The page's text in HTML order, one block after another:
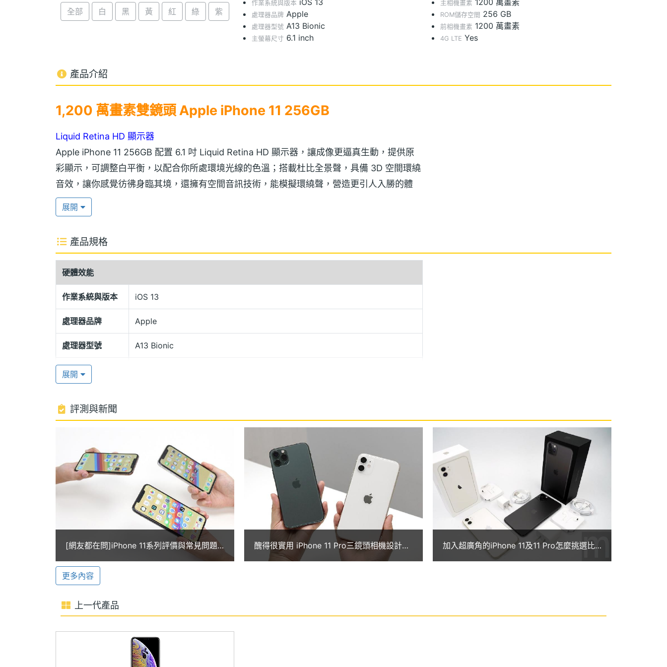
全部 白 黑 黃 紅 綠 紫
作業系統與版本 iOS 13
處理器品牌 Apple
處理器型號 A13 Bionic
主螢幕尺寸 6.1 inch
主相機畫素 1200 萬畫素
ROM儲存空間 256 GB
前相機畫素 1200 萬畫素
4G LTE Yes
產品介紹
1,200 萬畫素雙鏡頭 Apple iPhone 11 256GB
Liquid Retina HD 顯示器
Apple iPhone 11 256GB 配置 6.1 吋 Liquid Retina HD 顯示器，讓成像更逼真生動，提供原
彩顯示，可調整白平衡，以配合你所處環境光線的色溫；搭載杜比全景聲，具備 3D 空間環繞
音效，讓你感覺彷彿身臨其境，還擁有空間音訊技術，能模擬環繞聲，營造更引人入勝的體
驗。Apple iPhone 11 256GB 享有「觸覺回饋觸控」技術，能使用項目特色選單與捷徑，讓操
作更便捷。此外，機身以雙離子交換製成，覆蓋雙面玻璃，支援 IP68 防水防塵，在最深達 2
HomeKit 安全錄影
Apple iPhone 11 256GB 運行 iOS 13 作業系統，內建 7nm FinFET 製程 A13 Bionic 六核心
處理器、256GB ROM，專為機器學習而設計，CPU、GPU 速度較前一代增強 20%，搭配節
能技術，電池續航力更持久。Apple iPhone 11 256GB 搭載全新 U1 晶片，使用具備空間感知
功能的超寬頻技術，使手機可精準定位其他配備 U1 的 Apple 裝置；新增 HomeKit 安全錄
影，專為安全與隱私而設計的影片儲存空間。此外，採用實體 SIM 卡 + eSIM 規格，提供 4G
LTE Advanced，有效提升下載速度；透過 Face ID，具備面孔認證技術，只要看一眼即可解
鎖、登入 APP 並進行付款。
人像光線控制
Apple iPhone 11 256GB 後置 1,200 萬畫素廣角鏡頭（F1.8 光圈）+ 1,200 萬畫素 120° 超廣
景範圍；新增夜間模式，低光源環境下不用閃光燈，讓色彩更自然、照片更明亮；擁有
QuickTake 功能，在室外拍攝時，A13 仿生可透過機器學習來自動追蹤移動的物體。Apple
iPhone 11 256GB 前置 1,200 萬畫素鏡頭（F2.2 光圈），搭配 Animoji 與 Memoji，給予你
豐富的拍攝樂趣；具備散景效果與景深控制的人像模式，以及提供自然光、攝影棚燈光、輪廓
光、舞台燈光、舞台燈光黑白、高色調燈光黑白等六種人像光線控制，改變拍攝主體上的光線
強度，創造出你想要的照片樣貌。
Apple iPhone 11 256GB 功能特色
◎ 6.1 吋 1,792 x 828pixels 解析度 IPS 觸控螢幕（326ppi）
◎ A13 Bionic 六核心處理器
展開
產品規格
硬體效能
作業系統與版本 iOS 13
處理器品牌 Apple
處理器型號 A13 Bionic
處理器核心數
顯示螢幕
主螢幕解析度 1792x828 pixels
324 ppi
650 nits
主螢幕材質 IPS
主螢幕觸控 Yes
展開
評測與新聞
[網友都在問]iPhone 11系列評價與常見問題
醜得很實用 iPhone 11 Pro三鏡頭相機設計介
加入超廣角的iPhone 11及11 Pro怎麼挑選比
更多內容
上一代產品